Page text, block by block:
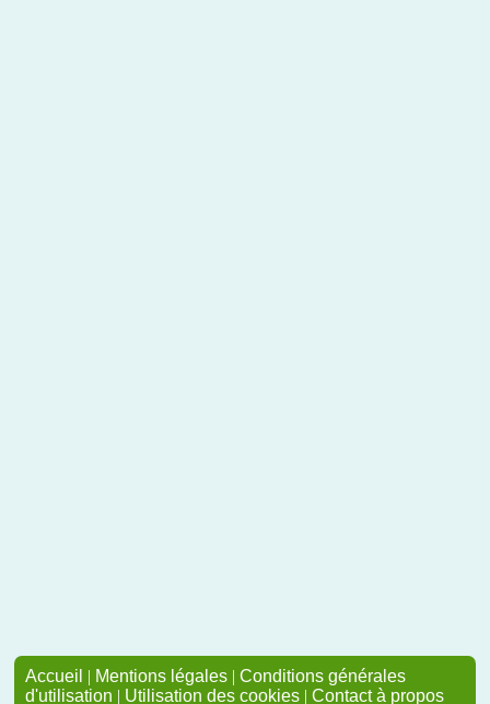
Accueil | Mentions légales | Conditions générales
d'utilisation | Utilisation des cookies | Contact à propos